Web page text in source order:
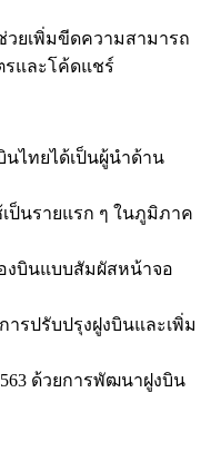
ยเพิ่มขีดความสามารถ
และโค้ดแชร์
นไทยได้เป็นผู้นำด้าน
เป็นรายแรก ๆ ในภูมิภาค
งบินแบบสัมผัสหน้าจอ
ารปรับปรุงฝูงบินและเพิ่ม
ด้วยการพัฒนาฝูงบิน